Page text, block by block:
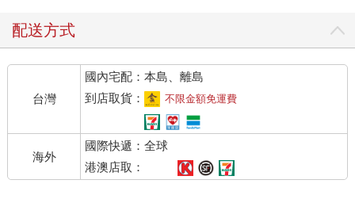
配送方式
台灣
國內宅配：本島、離島
到店取貨：
不限金額免運費
海外
國際快遞：全球
港澳店取：